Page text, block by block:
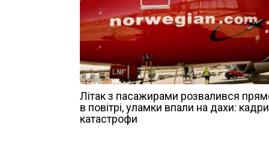
Літак з пасажирами розвалився
в повітрі, уламки впали на дахи: кадри
катастрофи